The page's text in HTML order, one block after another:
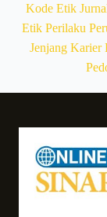
Kode Etik
Etik Perilaku
Jenjang Karier